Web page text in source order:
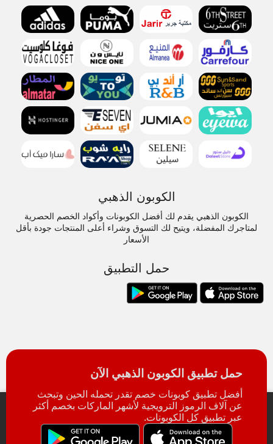
الكوبون الذهبي
الكوبون الذهبي يقدم لك أفضل الكوبونات وأكواد الخصم الحصرية
لمتاجرك المفضلة، ويتيح لك التسوق وشراء أعلى المنتجات جودة بأقل
الأسعار
حمل التطبيق
حمل تطبيق الكوبون الذهبي الآن
أفضل تطبيق كوبونات خصم تقدر تحمله الحين وتبحث
عن آلاف الرموز الترويجية لأشهر الماركات بخصم أكثر
عبر تطبيق كل الكوبونات.